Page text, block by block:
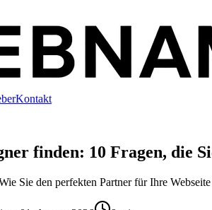
Kontakt
finden: 10 Fragen, die
Sie den perfekten Partner für Ihre